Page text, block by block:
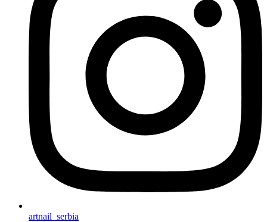
artnail_serbia